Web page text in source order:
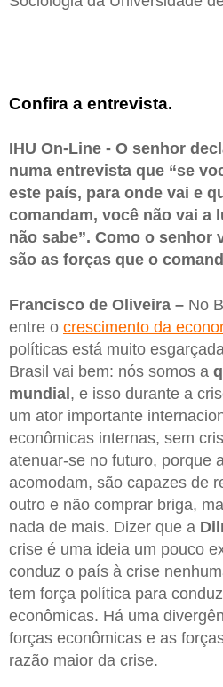
Confira a entrevista.
IHU On-Line - O senhor
numa entrevista que “se
este país, para onde vai e
comandam, você não vai a
não sabe”. Como o senhor
são as forças que o
Francisco de Oliveira – No
entre o crescimento da
políticas está muito
Brasil vai bem: nós somos a
mundial , e isso durante a
um ator importante
econômicas internas, sem
atenuar-se no futuro, porque
acomodam, são capazes de
outro e não comprar briga,
nada de mais. Dizer que a
crise é uma ideia um pouco
conduz o país à crise
tem força política para
econômicas. Há uma
forças econômicas e as
razão maior da crise.